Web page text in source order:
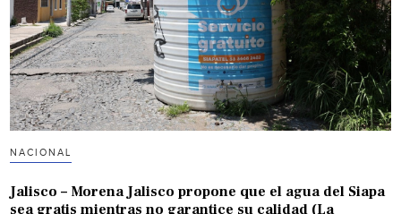
NACIONAL
Jalisco – Morena Jalisco propone que el agua del Siapa
sea gratis mientras no garantice su calidad (La